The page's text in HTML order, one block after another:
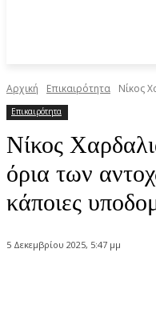
Αρχική Επικαιρότητα Νίκος
Επικαιρότητα
Νίκος
όρια των
κάποιες
5 Δεκεμβρίου 2025, 5:47 μμ